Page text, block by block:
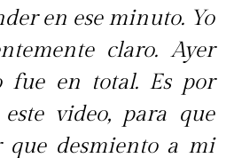
en ese minuto. Yo
claro. Ayer
fue en total. Es por
video, para que
que desmiento a mi